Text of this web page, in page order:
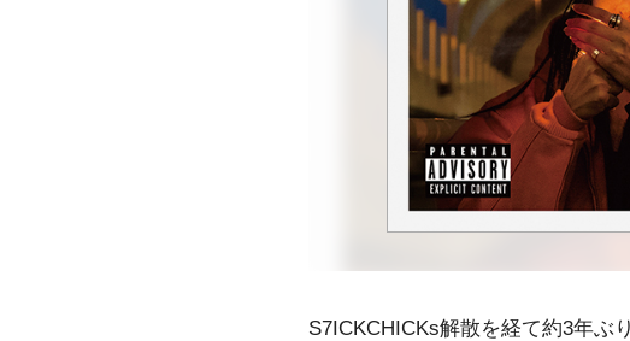
S7ICKCHICKs解散を経て約3年ぶ